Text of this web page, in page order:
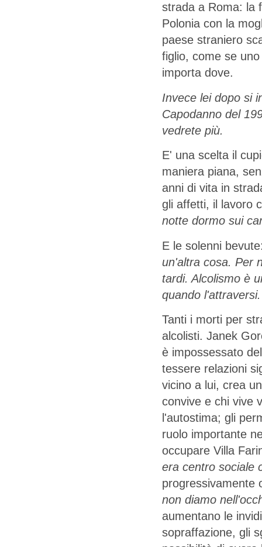
strada a Roma: la
Polonia con la
paese straniero
figlio, come se
importa dove.
Invece lei dopo si
Capodanno del
vedrete più.
E' una scelta il
maniera piana,
anni di vita in
gli affetti, il lavoro
notte dormo sui
E le solenni
un'altra cosa. Per
tardi. Alcolismo è
quando l'attraversi.
Tanti i morti per
alcolisti. Janek
è impossessato
tessere relazioni
vicino a lui, crea
convive e chi vive
l'autostima; gli
ruolo importante
occupare Villa
era centro sociale
progressivamente
non diamo
aumentano le
sopraffazione, gli